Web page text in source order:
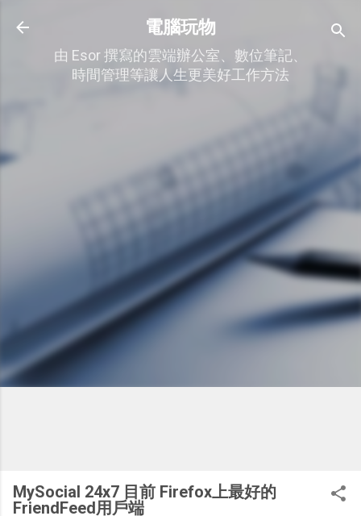
跳到主要內容
電腦玩物
由 Esor 撰寫的雲端辦公室、數位筆記、
時間管理等讓人生更美好工作方法
MySocial 24x7 目前 Firefox上最好的
FriendFeed用戶端